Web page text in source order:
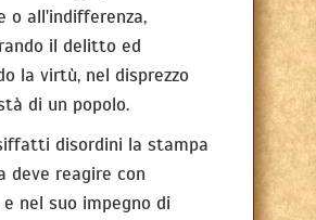
o all'indifferenza,
il delitto ed
la virtù, nel disprezzo
di un popolo.
disordini la stampa
deve reagire con
nel suo impegno di